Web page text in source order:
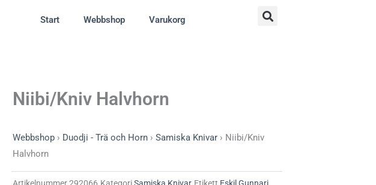
Start Webbshop Varukorg
Niibi/Kniv Halvhorn
Webbshop › Duodji - Trä och Horn › Samiska Knivar › Niibi/Kniv
Halvhorn